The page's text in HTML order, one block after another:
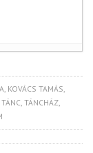
, KOVÁCS TAMÁS,
TÁNC,TÁNCHÁZ,